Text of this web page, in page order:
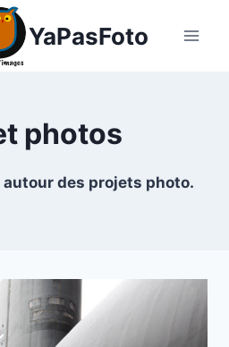
YaPasFoto
photos
des projets photo.